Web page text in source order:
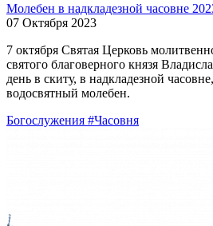
Молебен в надкладезной часовне
07 Октября 2023
7 октября Святая Церковь
святого благоверного князя
день в скиту, в надкладезной
водосвятный молебен.
Богослужения #Часовня